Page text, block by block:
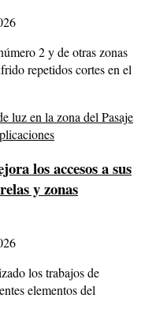
2 y de otras zonas
repetidos cortes en el
los accesos a sus
y zonas
los trabajos de
elementos del